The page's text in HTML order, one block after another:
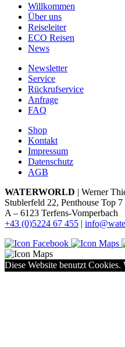
Willkommen
Über uns
Reiseleiter
ECO Reisen
News
Newsletter
Service
Rückrufservice
Anfrage
FAQ
Shop
Kontakt
Impressum
Datenschutz
AGB
WATERWORLD | Werner
Stublerfeld 22, Penthouse Top
A – 6123 Terfens-Vomperbach
+43 (0)5224 67 455 |
Diese Website benutzt